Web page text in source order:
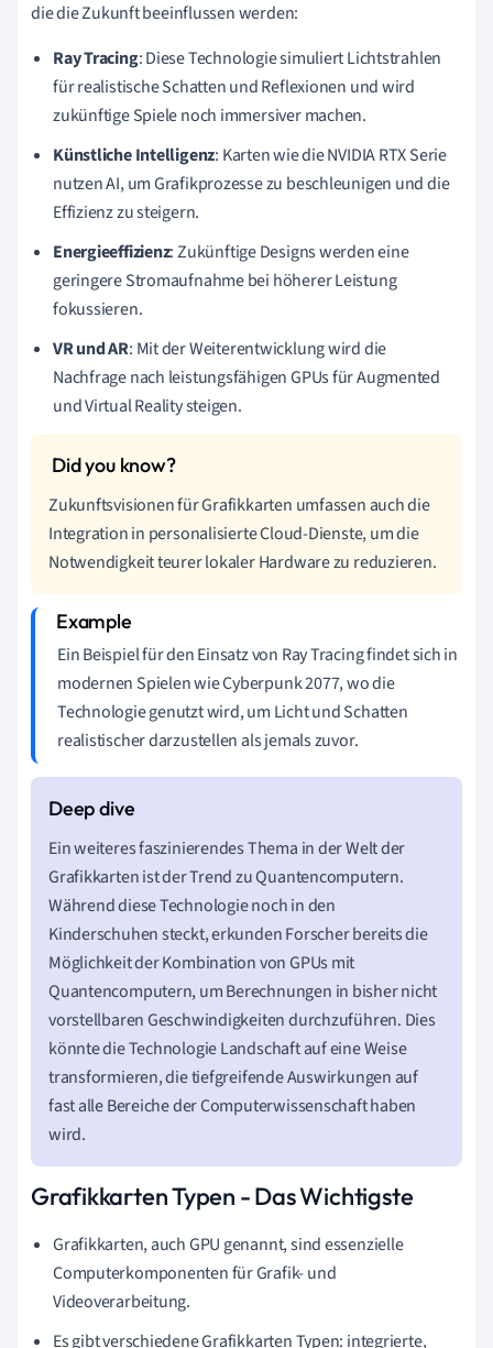
die die Zukunft beeinflussen werden:
Ray Tracing: Diese Technologie simuliert Lichtstrahlen
für realistische Schatten und Reflexionen und wird
zukünftige Spiele noch immersiver machen.
Künstliche Intelligenz: Karten wie die NVIDIA RTX Serie
nutzen AI, um Grafikprozesse zu beschleunigen und die
Effizienz zu steigern.
Energieeffizienz: Zukünftige Designs werden eine
geringere Stromaufnahme bei höherer Leistung
fokussieren.
VR und AR: Mit der Weiterentwicklung wird die
Nachfrage nach leistungsfähigen GPUs für Augmented
und Virtual Reality steigen.
Zukunftsvisionen für Grafikkarten umfassen auch die
Integration in personalisierte Cloud-Dienste, um die
Notwendigkeit teurer lokaler Hardware zu reduzieren.
Ein Beispiel für den Einsatz von Ray Tracing findet sich in
modernen Spielen wie Cyberpunk 2077, wo die
Technologie genutzt wird, um Licht und Schatten
realistischer darzustellen als jemals zuvor.
Ein weiteres faszinierendes Thema in der Welt der
Grafikkarten ist der Trend zu Quantencomputern.
Während diese Technologie noch in den
Kinderschuhen steckt, erkunden Forscher bereits die
Möglichkeit der Kombination von GPUs mit
Quantencomputern, um Berechnungen in bisher nicht
vorstellbaren Geschwindigkeiten durchzuführen. Dies
könnte die Technologie Landschaft auf eine Weise
transformieren, die tiefgreifende Auswirkungen auf
fast alle Bereiche der Computerwissenschaft haben
wird.
Grafikkarten Typen - Das Wichtigste
Grafikkarten, auch GPU genannt, sind essenzielle
Computerkomponenten für Grafik- und
Videoverarbeitung.
Es gibt verschiedene Grafikkarten Typen: integrierte,